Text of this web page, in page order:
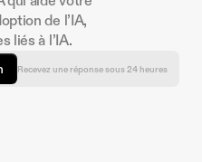
de l’IA,
liés à l’IA.
Recevez une réponse sous 24 heures